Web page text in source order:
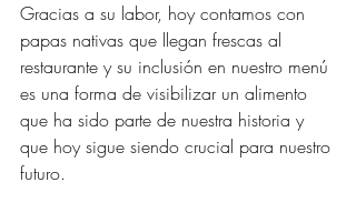
Gracias a su labor, hoy contamos con
papas nativas que llegan frescas al
restaurante y su inclusión en nuestro menú
es una forma de visibilizar un alimento
que ha sido parte de nuestra historia y
que hoy sigue siendo crucial para nuestro
futuro.